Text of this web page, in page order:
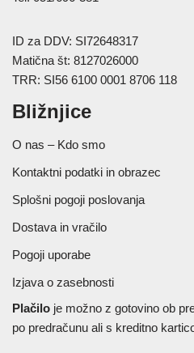
ID za DDV: SI72648317
Matična št: 8127026000
TRR: SI56 6100 0001 8706 118
Bližnjice
O nas – Kdo smo
Kontaktni podatki in obrazec
Splošni pogoji poslovanja
Dostava in vračilo
Pogoji uporabe
Izjava o zasebnosti
Plačilo je možno z gotovino ob
po predračunu ali s kreditno